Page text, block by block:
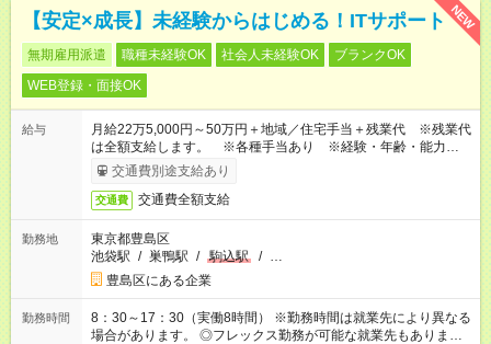
NEW
【安定×成長】未経験からはじめる！ITサポート
無期雇用派遣 職種未経験OK 社会人未経験OK
ブランクOK
WEB登録・面接OK
給与
月給22万5,000円～50万円＋地域／住宅手当＋残業代 ※残業代
は全額支給します。 ※各種手当あり ※経験・年齢・能力等を
考慮して加給・優遇します。
交通費別途支給あり
交通費 交通費全額支給
勤務地
東京都豊島区
池袋駅 / 巣鴨駅 / 駒込駅 / …
豊島区にある企業
勤務時間
8：30～17：30（実働8時間） ※勤務時間は就業先により異なる
場合があります。 ◎フレックス勤務が可能な就業先もありま